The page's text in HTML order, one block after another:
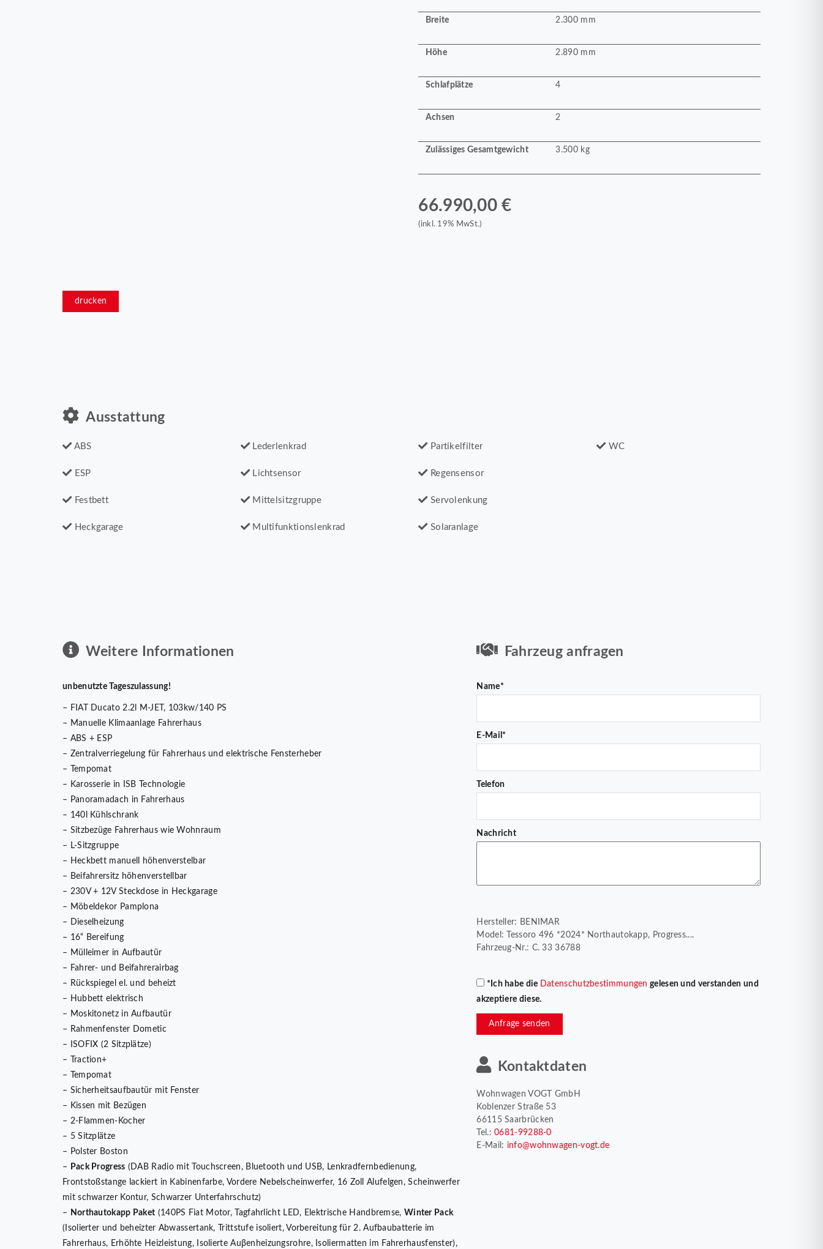
Breite 2.300 mm
Höhe 2.890 mm
Schlafplätze 4
Achsen 2
Zulässiges Gesamtgewicht 3.500 kg
66.990,00 €
(inkl. 19% MwSt.)
drucken
Ausstattung
ABS
ESP
Festbett
Heckgarage
Lederlenkrad
Lichtsensor
Mittelsitzgruppe
Multifunktionslenkrad
Partikelfilter
Regensensor
Servolenkung
Solaranlage
WC
Weitere Informationen
unbenutzte Tageszulassung!
– FIAT Ducato 2.2l M-JET, 103kw/140 PS
– Manuelle Klimaanlage Fahrerhaus
– ABS + ESP
– Zentralverriegelung für Fahrerhaus und elektrische Fensterheber
– Tempomat
– Karosserie in ISB Technologie
– Panoramadach in Fahrerhaus
– 140l Kühlschrank
– Sitzbezüge Fahrerhaus wie Wohnraum
– L-Sitzgruppe
– Heckbett manuell höhenverstelbar
– Beifahrersitz höhenverstellbar
– 230V + 12V Steckdose in Heckgarage
– Möbeldekor Pamplona
– Dieselheizung
– 16“ Bereifung
– Mülleimer in Aufbautür
– Fahrer- und Beifahrerairbag
– Rückspiegel el. und beheizt
– Hubbett elektrisch
– Moskitonetz in Aufbautür
– Rahmenfenster Dometic
– ISOFIX (2 Sitzplätze)
– Traction+
– Tempomat
– Sicherheitsaufbautür mit Fenster
– Kissen mit Bezügen
– 2-Flammen-Kocher
– 5 Sitzplätze
– Polster Boston
–
Pack Progress (DAB Radio mit Touchscreen, Bluetooth und USB, Lenkradfernbedienung,
Frontstoßstange lackiert in Kabinenfarbe, Vordere Nebelscheinwerfer, 16 Zoll Alufelgen, Scheinwerfer
mit schwarzer Kontur, Schwarzer Unterfahrschutz)
– Northautokapp Paket (140PS Fiat Motor, Tagfahrlicht LED, Elektrische Handbremse, Winter Pack
(Isolierter und beheizter Abwassertank, Trittstufe isoliert, Vorbereitung für 2. Aufbaubatterie im
Fahrerhaus, Erhöhte Heizleistung, Isolierte Auβenheizungsrohre, Isoliermatten im Fahrerhausfenster),
Fahrzeug anfragen
Name*
E-Mail*
Telefon
Nachricht
Hersteller: BENIMAR
Model: Tessoro 496 *2024* Northautokapp, Progress....
Fahrzeug-Nr.: C. 33 36788
*Ich habe die Datenschutzbestimmungen gelesen und verstanden und
akzeptiere diese.
Anfrage senden
Kontaktdaten
Wohnwagen VOGT GmbH
Koblenzer Straße 53
66115 Saarbrücken
Tel.:0681-99288-0
E-Mail: info@wohnwagen-vogt.de